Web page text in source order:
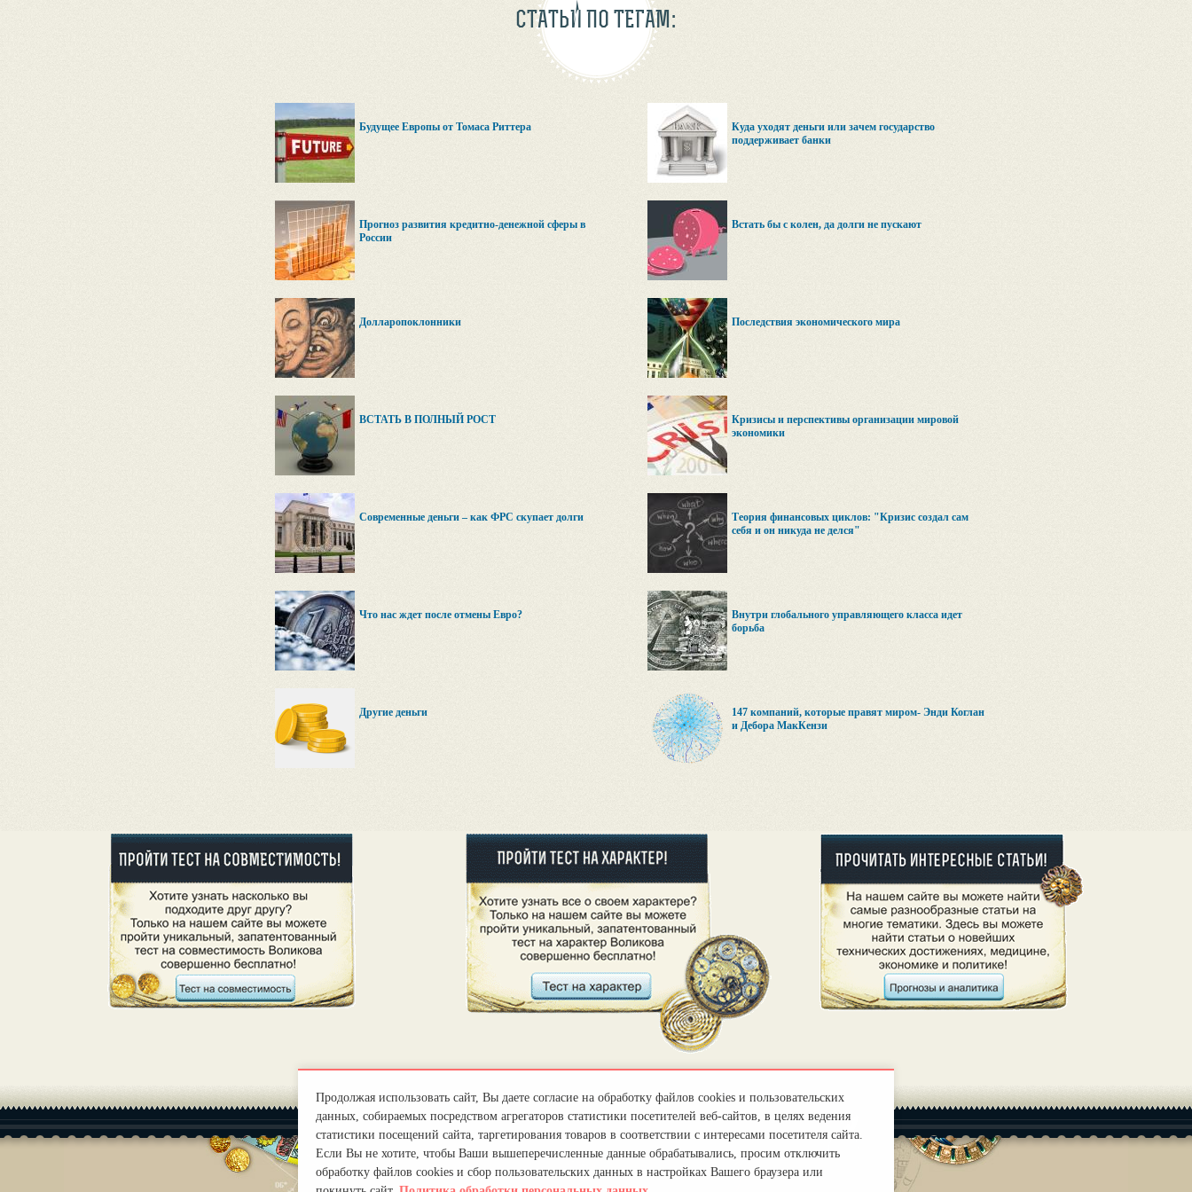
СТАТЬИ ПО ТЕГАМ:
Будущее Европы от Томаса Риттера
Куда уходят деньги или зачем государство
поддерживает банки
Прогноз развития кредитно-денежной сферы в
России
Встать бы с колен, да долги не пускают
Долларопоклонники Последствия экономического мира
ВСТАТЬ В ПОЛНЫЙ РОСТ
Кризисы и перспективы организации мировой
экономики
Современные деньги – как ФРС скупает долги
Теория финансовых циклов: "Кризис создал сам
себя и он никуда не делся"
Что нас ждет после отмены Евро?
Внутри глобального управляющего класса идет
борьба
Другие деньги
147 компаний, которые правят миром- Энди Коглан
и Дебора МакКензи
Продолжая использовать сайт, Вы даете согласие на обработку файлов cookies и пользовательских
данных, собираемых посредством агрегаторов статистики посетителей веб-сайтов, в целях ведения
статистики посещений сайта, таргетирования товаров в соответствии с интересами посетителя сайта.
Если Вы не хотите, чтобы Ваши вышеперечисленные данные обрабатывались, просим отключить
обработку файлов cookies и сбор пользовательских данных в настройках Вашего браузера или